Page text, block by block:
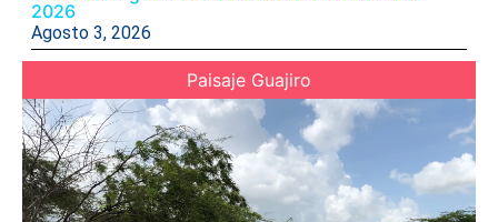
2026
Agosto 3, 2026
Paisaje Guajiro